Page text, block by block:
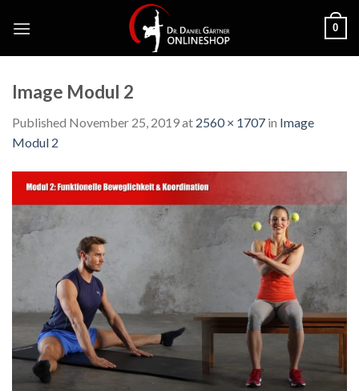
0
Image Modul 2
Published November 25, 2019at 2560 × 1707 in Image
Modul 2